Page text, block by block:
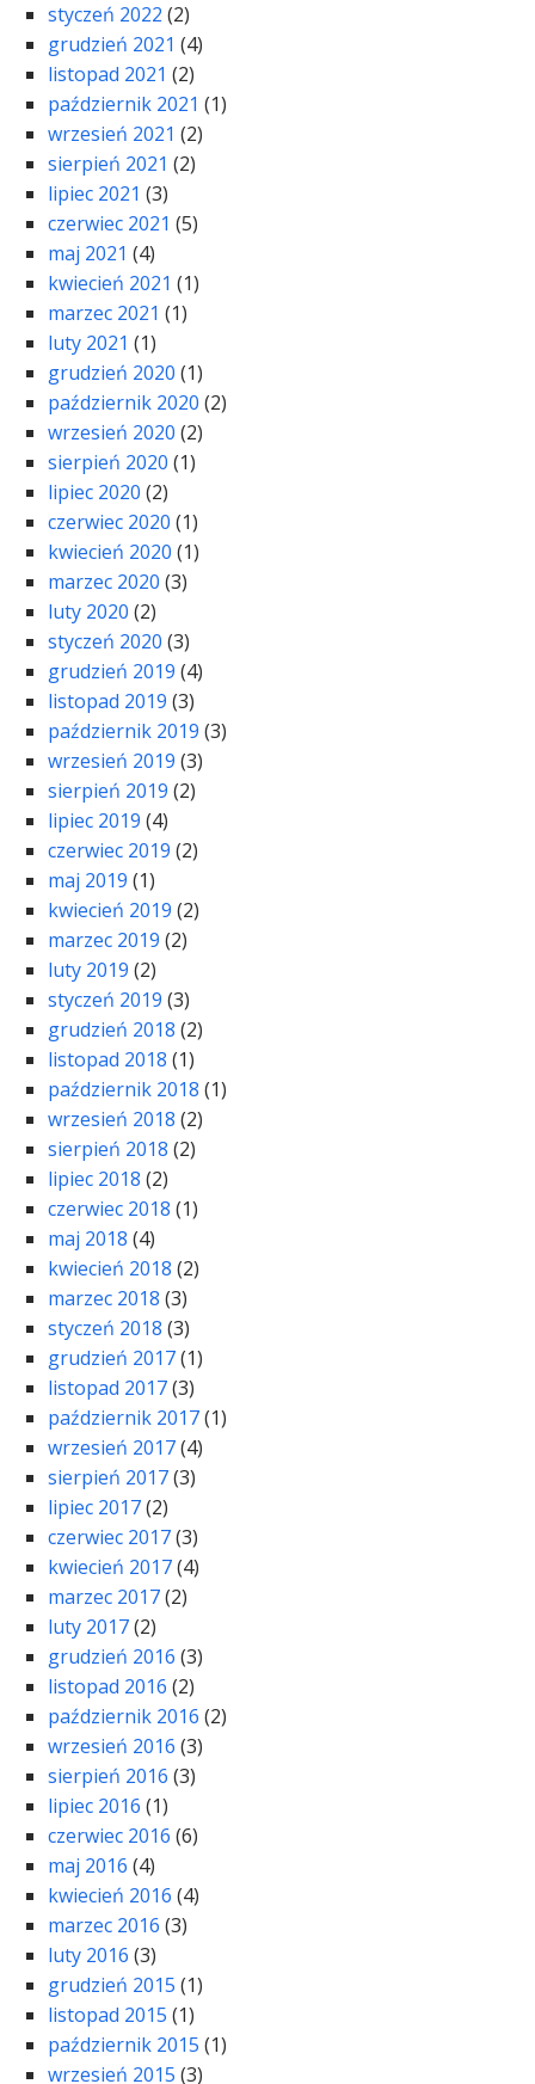
styczeń 2022 (2)
grudzień 2021 (4)
listopad 2021 (2)
październik 2021 (1)
wrzesień 2021 (2)
sierpień 2021 (2)
lipiec 2021 (3)
czerwiec 2021 (5)
maj 2021 (4)
kwiecień 2021 (1)
marzec 2021 (1)
luty 2021 (1)
grudzień 2020 (1)
październik 2020 (2)
wrzesień 2020 (2)
sierpień 2020 (1)
lipiec 2020 (2)
czerwiec 2020 (1)
kwiecień 2020 (1)
marzec 2020 (3)
luty 2020 (2)
styczeń 2020 (3)
grudzień 2019 (4)
listopad 2019 (3)
październik 2019 (3)
wrzesień 2019 (3)
sierpień 2019 (2)
lipiec 2019 (4)
czerwiec 2019 (2)
maj 2019 (1)
kwiecień 2019 (2)
marzec 2019 (2)
luty 2019 (2)
styczeń 2019 (3)
grudzień 2018 (2)
listopad 2018 (1)
październik 2018 (1)
wrzesień 2018 (2)
sierpień 2018 (2)
lipiec 2018 (2)
czerwiec 2018 (1)
maj 2018 (4)
kwiecień 2018 (2)
marzec 2018 (3)
styczeń 2018 (3)
grudzień 2017(1)
listopad 2017(3)
październik 2017(1)
wrzesień 2017(4)
sierpień 2017(3)
lipiec 2017(2)
czerwiec 2017(3)
kwiecień 2017(4)
marzec 2017(2)
luty 2017(2)
grudzień 2016 (3)
listopad 2016 (2)
październik 2016 (2)
wrzesień 2016 (3)
sierpień 2016 (3)
lipiec 2016 (1)
czerwiec 2016 (6)
maj 2016 (4)
kwiecień 2016 (4)
marzec 2016 (3)
luty 2016 (3)
grudzień 2015 (1)
listopad 2015 (1)
październik 2015 (1)
wrzesień 2015 (3)